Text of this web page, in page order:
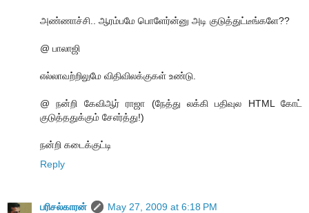
அண்ணாச்சி.. ஆரம்பமே பொளேர்ன்னு அடி குடுத்துட்டீங்களே??
@ பாலாஜி
எல்லாவற்றிலுமே விதிவிலக்குகள் உண்டு.
@ நன்றி கேவிஆர் ராஜா (நேத்து லக்கி பதிவுல HTML கோட்
குடுத்ததுக்கும் சேஎர்த்து!)
நன்றி கடைக்குட்டி
Reply
பரிசல்காரன்
May 27, 2009 at 6:18 PM